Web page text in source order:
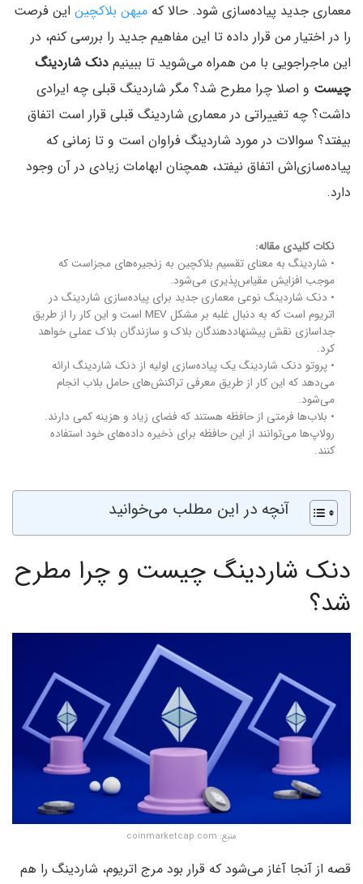
معماری جدید پیاده‌سازی شود. حالا که میهن بلاکچین این فرصت
را در اختیار من قرار داده تا این مفاهیم جدید را بررسی کنم، در
این ماجراجویی با من همراه می‌شوید تا ببینیم دنک شاردینگ
چیست و اصلا چرا مطرح شد؟ مگر شاردینگ قبلی چه ایرادی
داشت؟ چه تغییراتی در معماری شاردینگ قبلی قرار است اتفاق
بیفتد؟ سوالات در مورد شاردینگ فراوان است و تا زمانی که
پیاده‌سازی‌اش اتفاق نیفتد، همچنان ابهامات زیادی در آن وجود
دارد.
نکات کلیدی مقاله:
• شاردینگ به معنای تقسیم بلاکچین به زنجیره‌های مجزاست که
موجب افزایش مقیاس‌پذیری می‌شود.
• دنک شاردینگ نوعی معماری جدید برای پیاده‌سازی شاردینگ در
اتریوم است که به دنبال غلبه بر مشکل MEV‌ است و این کار را از طریق
جداسازی نقش پیشنهاددهندگان بلاک و سازندگان بلاک عملی خواهد
کرد.
• پروتو دنک شاردینگ یک پیاده‌سازی اولیه از دنک شاردینگ ارائه
می‌دهد که این کار از طریق معرفی تراکنش‌های حامل بلاب انجام
می‌شود.
• بلاب‌ها فرمتی از حافظه هستند که فضای زیاد و هزینه کمی دارند.
رولاپ‌ها می‌توانند از این حافظه برای ذخیره داده‌های خود استفاده
کنند.
آنچه در این مطلب می‌خوانید
دنک شاردینگ چیست و چرا مطرح
شد؟
منبع: coinmarketcap.com
قصه از آنجا آغاز می‌شود که قرار بود مرج اتریوم، شاردینگ را هم